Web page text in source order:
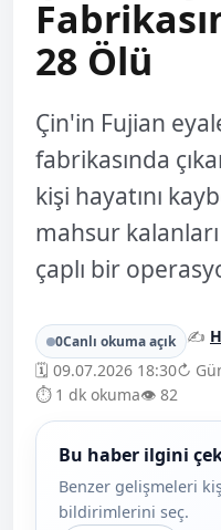
28 Ölü
Çin'in Fujian
fabrikasında
kişi hayatını
mahsur
çaplı bir
✍️
🗓️ 09.07.2026 18:30↻
⏱️ 1 dk okuma👁️ 82
0Canlı okuma açık
Bu haber ilgini
Benzer gelişmeleri
bildirimlerini seç.